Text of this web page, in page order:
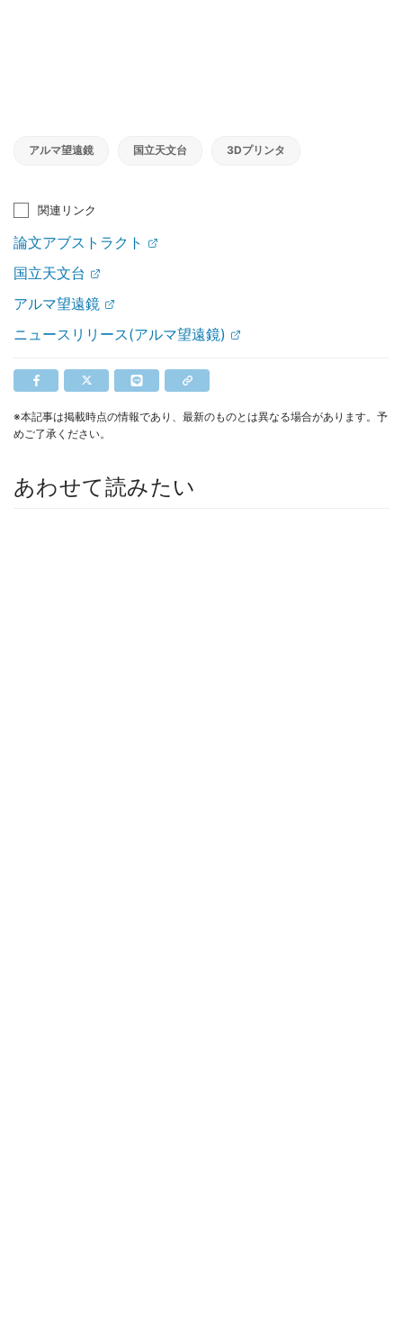
アルマ望遠鏡 国立天文台 3Dプリンタ
関連リンク
論文アブストラクト
国立天文台
アルマ望遠鏡
ニュースリリース(アルマ望遠鏡)
※本記事は掲載時点の情報であり、最新のものとは異なる場合があります。予
めご了承ください。
あわせて読みたい